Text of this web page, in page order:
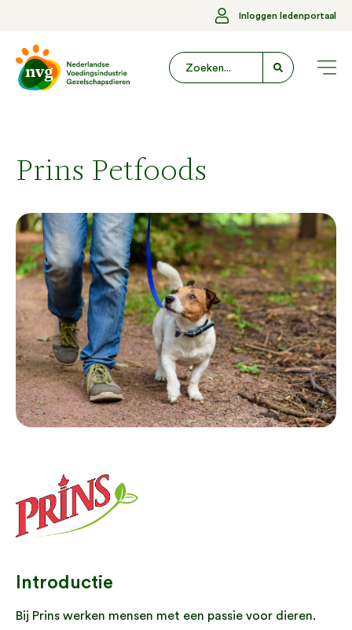
Inloggen ledenportaal
Prins Petfoods
Introductie
Bij Prins werken mensen met een passie voor dieren.